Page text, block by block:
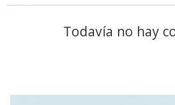
Todavía no hay